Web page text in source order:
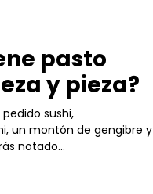
pasto
y pieza?
sushi,
un montón de gengibre y
notado...